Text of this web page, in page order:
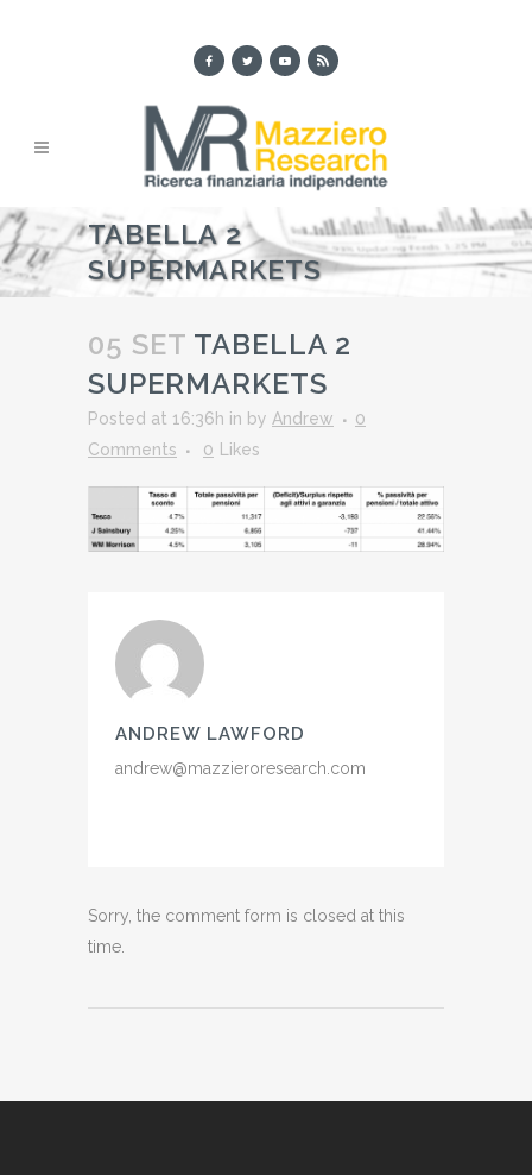
TABELLA 2
SUPERMARKETS
05 SET TABELLA 2
SUPERMARKETS
Posted at 16:36h in by Andrew
0
Comments
0 Likes
ANDREW LAWFORD
andrew@mazzieroresearch.com
Sorry, the comment form is closed at this
time.